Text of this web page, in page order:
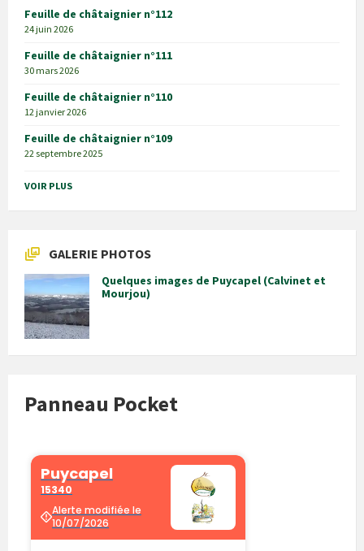
Feuille de châtaignier n°112
24 juin 2026
Feuille de châtaignier n°111
30 mars 2026
Feuille de châtaignier n°110
12 janvier 2026
Feuille de châtaignier n°109
22 septembre 2025
VOIR PLUS
GALERIE PHOTOS
Quelques images de Puycapel (Calvinet et
Mourjou)
Panneau Pocket